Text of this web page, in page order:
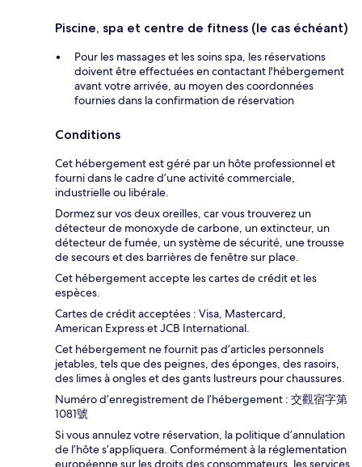
Piscine, spa et centre de fitness (le cas échéant)
Pour les massages et les soins spa, les réservations
doivent être effectuées en contactant l'hébergement
avant votre arrivée, au moyen des coordonnées
fournies dans la confirmation de réservation
Conditions
Cet hébergement est géré par un hôte professionnel et
fourni dans le cadre d’une activité commerciale,
industrielle ou libérale.
Dormez sur vos deux oreilles, car vous trouverez un
détecteur de monoxyde de carbone, un extincteur, un
détecteur de fumée, un système de sécurité, une trousse
de secours et des barrières de fenêtre sur place.
Cet hébergement accepte les cartes de crédit et les
espèces.
Cartes de crédit acceptées : Visa, Mastercard,
American Express et JCB International.
Cet hébergement ne fournit pas d’articles personnels
jetables, tels que des peignes, des éponges, des rasoirs,
des limes à ongles et des gants lustreurs pour chaussures.
Numéro d’enregistrement de l’hébergement : 交觀宿字第
1081號
Si vous annulez votre réservation, la politique d’annulation
de l’hôte s’appliquera. Conformément à la réglementation
européenne sur les droits des consommateurs, les services